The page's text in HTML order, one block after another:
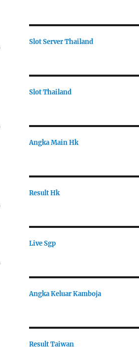
Slot Server Thailand
Slot Thailand
Angka Main Hk
Result Hk
Live Sgp
Angka Keluar Kamboja
Result Taiwan